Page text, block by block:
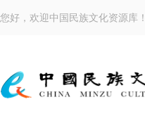
您好，欢迎中国民族文化资源库！